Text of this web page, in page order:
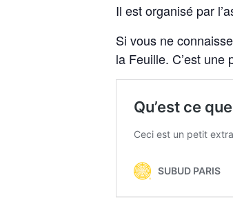
Il est organisé par
Si vous ne
la Feuille. C’est